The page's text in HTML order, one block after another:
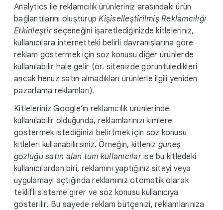
Analytics ile reklamcılık ürünleriniz arasındaki ürün
bağlantılarını oluşturupKişiselleştirilmiş Reklamcılığı
Etkinleştirseçeneğini işaretlediğinizde kitleleriniz,
kullanıcılara internetteki belirli davranışlarına göre
reklam göstermek için söz konusu diğer ürünlerde
kullanılabilir hale gelir (ör. sitenizde görüntüledikleri
ancak henüz satın almadıkları ürünlerle ilgili yeniden
pazarlama reklamları).
Kitleleriniz Google’ın reklamcılık ürünlerinde
kullanılabilir olduğunda, reklamlarınızı kimlere
göstermek istediğinizi belirtmek için söz konusu
kitleleri kullanabilirsiniz. Örneğin, kitleniz güneş
gözlüğü satın alan tüm kullanıcılarise bu kitledeki
kullanıcılardan biri, reklamını yaptığınız siteyi veya
uygulamayı açtığında reklamınız otomatik olarak
teklifli sisteme girer ve söz konusu kullanıcıya
gösterilir. Bu sayede reklam bütçenizi, reklamlarınıza